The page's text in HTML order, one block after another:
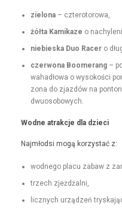
zielona– czterotorowa,
żół­ta Kamikaze o
niebies­ka Duo Rac­ero
czer­wona Boomerang–
wahadłowa o wysokoś­ci
zona do zjazdów na
dwuosobowych.
Wodne atrakc­je dla dzieci
Najmłod­si mogą korzys­tać z:
wod­nego placu zabaw z
trzech zjeżdżal­ni,
licznych urządzeń